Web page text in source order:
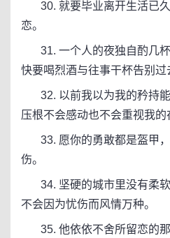
30. 就要毕业离开生活已久
恋。
31. 一个人的夜独自酌几杯
快要喝烈酒与往事干杯告别过
32. 以前我以为我的矜持能
压根不会感动也不会重视我的
33. 愿你的勇敢都是盔甲，
伤。
34. 坚硬的城市里没有柔软
不会因为忧伤而风情万种。
35. 他依依不舍所留恋的那